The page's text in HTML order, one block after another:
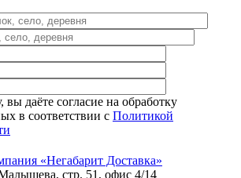
даёте согласие на обработку
в соответствии c Политикой
стр. 51, офис 4/14